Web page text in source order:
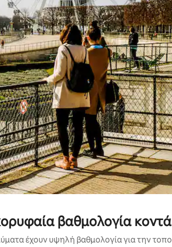
στη σελίδα με τα κουμπιά πάνω και κάτω
βαθμολογία
έχουν υψηλή βαθμολογία για την